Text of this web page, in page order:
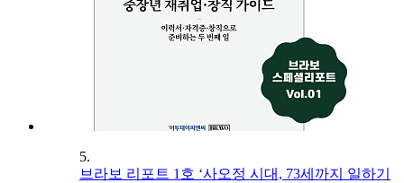
5.
브라보 리포트 1호 ‘사오정 시대, 73세까지 일하기